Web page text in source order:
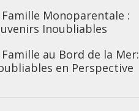
Famille Monoparentale :
Inoubliables
au Bord de la Mer:
en Perspective